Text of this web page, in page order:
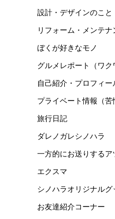
設計・デザインのこと
リフォーム・メンテナ
ぼくが好きなモノ
グルメレポート（ワク
自己紹介・プロフィー
プライベート情報（苦
旅行日記
ダレノガレシノハラ
一方的にお送りするア
エクスマ
シノハラオリジナルグ
お友達紹介コーナー